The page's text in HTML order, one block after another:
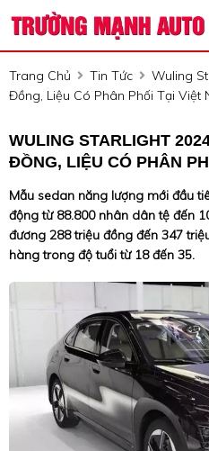
Trang Chủ Tin Tức
Wuling
Đồng, Liệu Có Phân Phối Tại Việt
WULING STARLIGHT
ĐỒNG, LIỆU CÓ PHÂN
Mẫu sedan năng lượng mới đầu
động từ 88.800 nhân dân tệ đến
đương 288 triệu đồng đến 347
hàng trong độ tuổi từ 18 đến 35.